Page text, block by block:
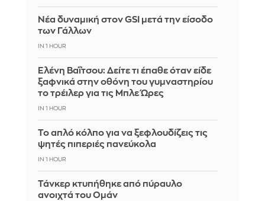
Νέα δυναμική στον GSI μετά την είσοδο
των Γάλλων
IN 1 HOUR
Ελένη Βαΐτσου: Δείτε τι έπαθε όταν είδε
ξαφνικά στην οθόνη του γυμναστηρίου
το τρέιλερ για τις Μπλε Ώρες
IN 1 HOUR
Το απλό κόλπο για να ξεφλουδίζεις τις
ψητές πιπεριές πανεύκολα
IN 1 HOUR
Τάνκερ κτυπήθηκε από πύραυλο
ανοιχτά του Ομάν